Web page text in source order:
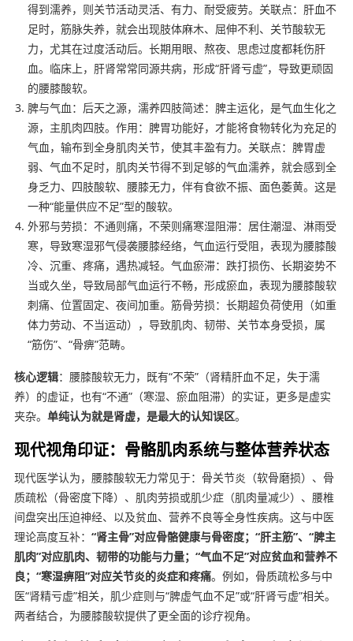
得到濡养，则关节活动灵活、有力、耐受疲劳。关联点：肝血不
足时，筋脉失养，就会出现肢体麻木、屈伸不利、关节酸软无
力，尤其在过度活动后。长期用眼、熬夜、思虑过度都耗伤肝
血。临床上，肝肾常常同源共病，形成“肝肾亏虚”，导致更顽固
的腰膝酸软。
脾与气血：后天之源，濡养四肢简述：脾主运化，是气血生化之
源，主肌肉四肢。作用：脾胃功能好，才能将食物转化为充足的
气血，输布到全身肌肉关节，使其丰盈有力。关联点：脾胃虚
弱、气血不足时，肌肉关节得不到足够的气血濡养，就会感到全
身乏力、四肢酸软、腰膝无力，伴有食欲不振、面色萎黄。这是
一种“能量供应不足”型的酸软。
外邪与劳损：不通则痛，不荣则痛寒湿阻滞：居住潮湿、淋雨受
寒，导致寒湿邪气侵袭腰膝经络，气血运行受阻，表现为腰膝酸
冷、沉重、疼痛，遇热减轻。气血瘀滞：跌打损伤、长期姿势不
当或久坐，导致局部气血运行不畅，形成瘀血，表现为腰膝酸软
刺痛、位置固定、夜间加重。筋骨劳损：长期超负荷使用（如重
体力劳动、不当运动），导致肌肉、韧带、关节本身受损，属
“筋伤”、“骨痹”范畴。
核心逻辑：腰膝酸软无力，既有“不荣”（肾精肝血不足，失于濡
养）的虚证，也有“不通”（寒湿、瘀血阻滞）的实证，更多是虚实
夹杂。 单纯认为就是肾虚，是最大的认知误区。
现代视角印证：骨骼肌肉系统与整体营养状态
现代医学认为，腰膝酸软无力常见于：骨关节炎（软骨磨损）、骨
质疏松（骨密度下降）、肌肉劳损或肌少症（肌肉量减少）、腰椎
间盘突出压迫神经、以及贫血、营养不良等全身性疾病。这与中医
理论高度互补： “肾主骨”对应骨骼健康与骨密度；“肝主筋”、“脾主
肌肉”对应肌肉、韧带的功能与力量；“气血不足”对应贫血和营养不
良；“寒湿痹阻”对应关节炎的炎症和疼痛。例如，骨质疏松多与中
医“肾精亏虚”相关，肌少症则与“脾虚气血不足”或“肝肾亏虚”相关。
两者结合，为腰膝酸软提供了更全面的诊疗视角。